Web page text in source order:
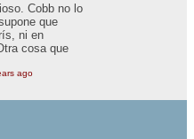
Cobb no lo
que
ni en
cosa que
ago